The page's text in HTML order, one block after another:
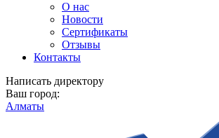
О нас
Новости
Сертификаты
Отзывы
Контакты
Написать директору
Ваш город:
Алматы